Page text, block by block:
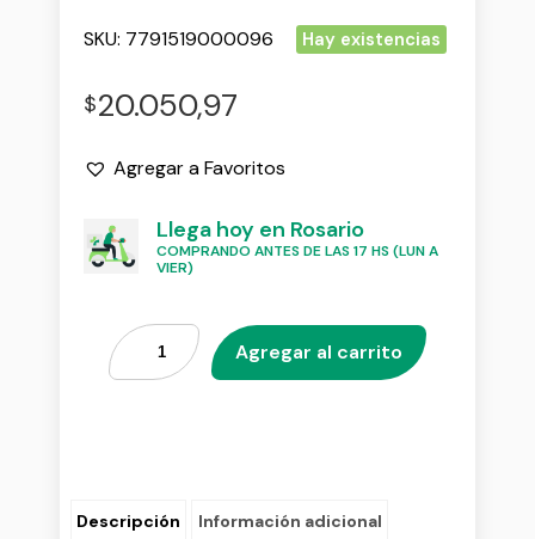
SKU: 7791519000096 Hay existencias
$20.050,97
Agregar a Favoritos
Llega hoy en Rosario
COMPRANDO ANTES DE LAS 17 HS (LUN A
VIER)
Agregar al carrito
Descripción Información adicional